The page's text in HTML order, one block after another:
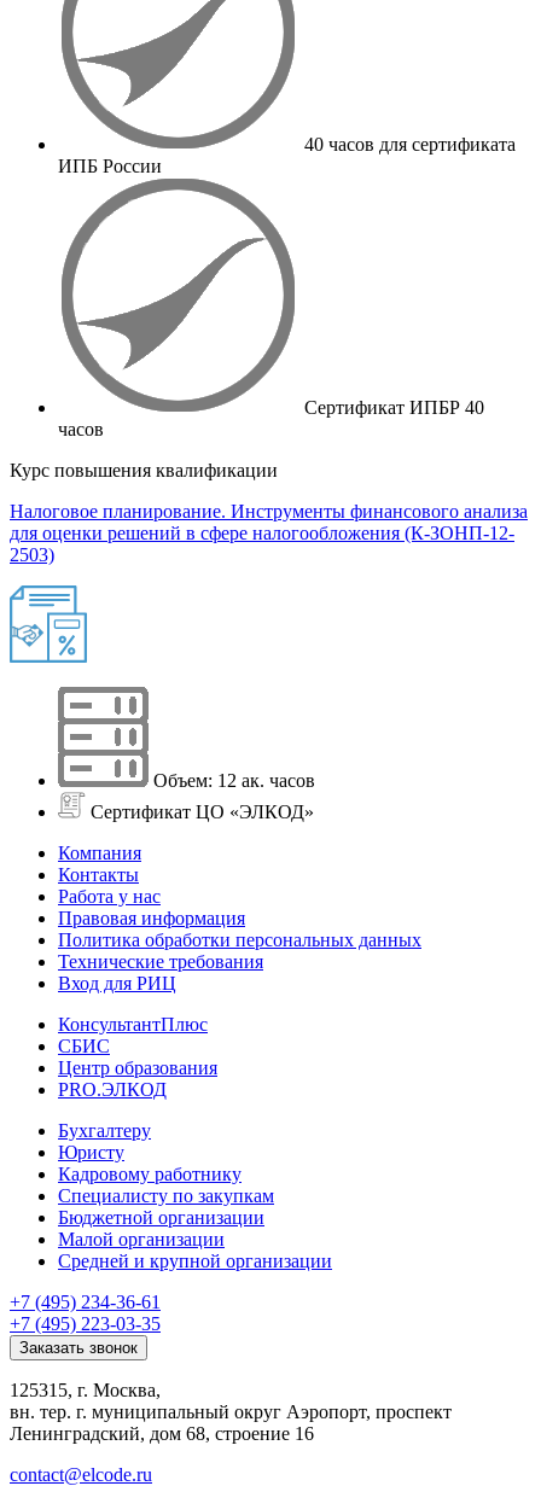
40 часов для сертификата
ИПБ России
Сертификат ИПБР 40
часов
Курс повышения квалификации
Налоговое планирование. Инструменты финансового анализа
для оценки решений в сфере налогообложения (К-ЗОНП-12-
2503)
Объем: 12 ак. часов
Сертификат ЦО «ЭЛКОД»
Компания
Контакты
Работа у нас
Правовая информация
Политика обработки персональных данных
Технические требования
Вход для РИЦ
КонсультантПлюс
СБИС
Центр образования
PRO.ЭЛКОД
Бухгалтеру
Юристу
Кадровому работнику
Специалисту по закупкам
Бюджетной организации
Малой организации
Средней и крупной организации
+7 (495) 234-36-61
+7 (495) 223-03-35
Заказать звонок
125315, г. Москва,
вн. тер. г. муниципальный округ Аэропорт, проспект
Ленинградский, дом 68, строение 16
contact@elcode.ru